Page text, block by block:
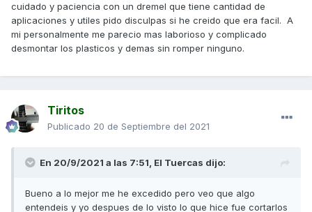
cuidado y paciencia con un dremel que tiene cantidad de
aplicaciones y utiles pido disculpas si he creido que era facil. A
mi personalmente me parecio mas laborioso y complicado
desmontar los plasticos y demas sin romper ninguno.
Tiritos
Publicado 20 de Septiembre del 2021
En 20/9/2021 a las 7:51, El Tuercas dijo:
Bueno a lo mejor me he excedido pero veo que algo
entendeis y yo despues de lo visto lo que hice fue cortarlos